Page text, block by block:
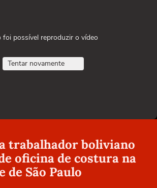
foi possível reproduzir o vídeo
Tentar novamente
trabalhador boliviano
oficina de costura na
de São Paulo